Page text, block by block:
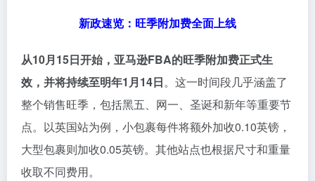
新政速览：旺季附加费全面上线
从10月15日开始，亚马逊FBA的旺季附加费正式生
效，并将持续至明年1月14日。这一时间段几乎涵盖了
整个销售旺季，包括黑五、网一、圣诞和新年等重要节
点。以英国站为例，小包裹每件将额外加收0.10英镑，
大型包裹则加收0.05英镑。其他站点也根据尺寸和重量
收取不同费用。